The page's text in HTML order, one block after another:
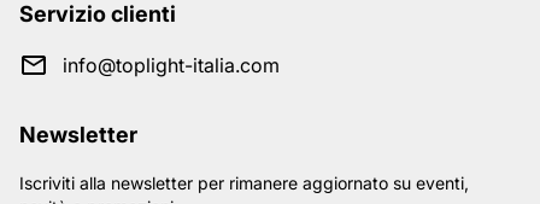
Servizio clienti
info@toplight-italia.com
Newsletter
Iscriviti alla newsletter per rimanere aggiornato su eventi,